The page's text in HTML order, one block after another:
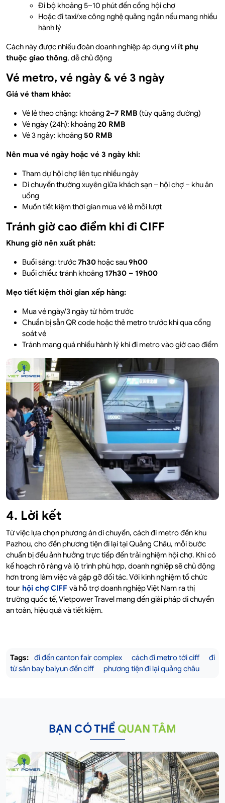
Đi bộ khoảng 5–10 phút đến cổng hội chợ
Hoặc đi taxi/xe công nghệ quãng ngắn nếu mang nhiều
hành lý
Cách này được nhiều đoàn doanh nghiệp áp dụng vì ít phụ
thuộc giao thông, dễ chủ động
Vé metro, vé ngày & vé 3 ngày
Giá vé tham khảo:
Vé lẻ theo chặng: khoảng 2–7 RMB (tùy quãng đường)
Vé ngày (24h): khoảng 20 RMB
Vé 3 ngày: khoảng 50 RMB
Nên mua vé ngày hoặc vé 3 ngày khi:
Tham dự hội chợ liên tục nhiều ngày
Di chuyển thường xuyên giữa khách sạn – hội chợ – khu ăn
uống
Muốn tiết kiệm thời gian mua vé lẻ mỗi lượt
Tránh giờ cao điểm khi đi CIFF
Khung giờ nên xuất phát:
Buổi sáng: trước7h30 hoặc sau9h00
Buổi chiều: tránh khoảng 17h30 – 19h00
Mẹo tiết kiệm thời gian xếp hàng:
Mua vé ngày/3 ngày từ hôm trước
Chuẩn bị sẵn QR code hoặc thẻ metro trước khi qua cổng
soát vé
Tránh mang quá nhiều hành lý khi đi metro vào giờ cao điểm
4. Lời kết
Từ việc lựa chọn phương án di chuyển, cách đi metro đến khu
Pazhou, cho đến phương tiện đi lại tại Quảng Châu, mỗi bước
chuẩn bị đều ảnh hưởng trực tiếp đến trải nghiệm hội chợ. Khi có
kế hoạch rõ ràng và lộ trình phù hợp, doanh nghiệp sẽ chủ động
hơn trong làm việc và gặp gỡ đối tác. Với kinh nghiệm tổ chức
tour hội chợ CIFF và hỗ trợ doanh nghiệp Việt Nam ra thị
trường quốc tế, Vietpower Travel mang đến giải pháp di chuyển
an toàn, hiệu quả và tiết kiệm.
Tags: đi đến canton fair complex cách đi metro tới ciff
đi
từ sân bay baiyun đến ciff
phương tiện đi lại quảng châu
BẠN CÓ THỂ QUAN TÂM